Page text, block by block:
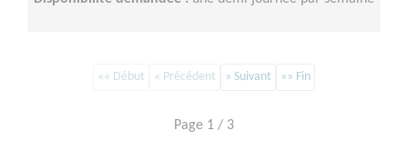
«« Début « Précédent » Suivant »» Fin
Page 1 / 3